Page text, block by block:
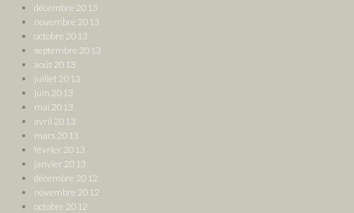
décembre 2013
novembre 2013
octobre 2013
septembre 2013
août 2013
juillet 2013
juin 2013
mai 2013
avril 2013
mars 2013
février 2013
janvier 2013
décembre 2012
novembre 2012
octobre 2012